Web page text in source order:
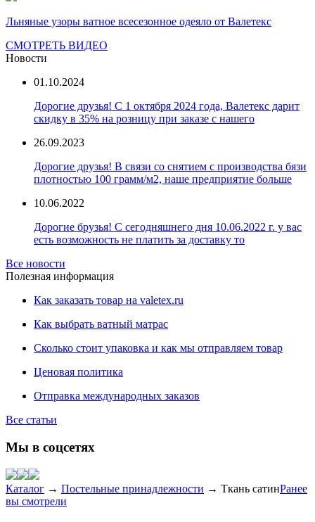
Льняные узоры ватное всесезонное одеяло от Валетекс
СМОТРЕТЬ ВИДЕО
Новости
01.10.2024
Дорогие друзья! С 1 октября 2024 года, Валетекс дарит
скидку в 35% на розницу при заказе с нашего
26.09.2023
Дорогие друзья! В связи со снятием с производства бязи
плотностью 100 грамм/м2, наше предприятие больше
10.06.2022
Дорогие брузья! С сегодняшнего дня 10.06.2022 г. у вас
есть возможность не платить за доставку то
Все новости
Полезная информация
Как заказать товар на valetex.ru
Как выбрать ватный матрас
Сколько стоит упаковка и как мы отправляем товар
Ценовая политика
Отправка международных заказов
Все статьи
Мы в соцсетях
Каталог → Постельные принадлежности → Ткань сатинРанее
вы смотрели